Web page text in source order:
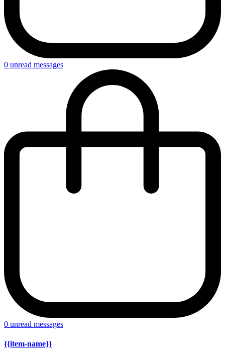
0 unread messages
0 unread messages
{{item-name}}